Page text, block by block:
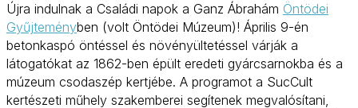
Újra indulnak a Családi napok a Ganz Ábrahám Öntödei
Gyűjteményben (volt Öntödei Múzeum)! Április 9-én
betonkaspó öntéssel és növényültetéssel várják a
látogatókat az 1862-ben épült eredeti gyárcsarnokba és a
múzeum csodaszép kertjébe. A programot a SucCult
kertészeti műhely szakemberei segítenek megvalósítani,